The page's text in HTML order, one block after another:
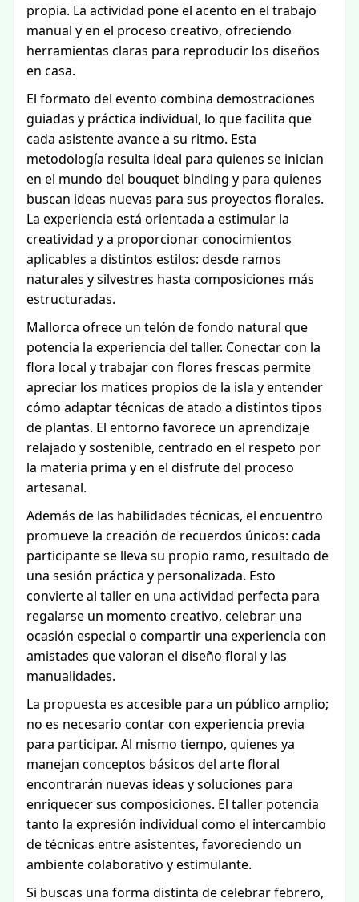
propia. La actividad pone el acento en el trabajo
manual y en el proceso creativo, ofreciendo
herramientas claras para reproducir los diseños
en casa.
El formato del evento combina demostraciones
guiadas y práctica individual, lo que facilita que
cada asistente avance a su ritmo. Esta
metodología resulta ideal para quienes se inician
en el mundo del bouquet binding y para quienes
buscan ideas nuevas para sus proyectos florales.
La experiencia está orientada a estimular la
creatividad y a proporcionar conocimientos
aplicables a distintos estilos: desde ramos
naturales y silvestres hasta composiciones más
estructuradas.
Mallorca ofrece un telón de fondo natural que
potencia la experiencia del taller. Conectar con la
flora local y trabajar con flores frescas permite
apreciar los matices propios de la isla y entender
cómo adaptar técnicas de atado a distintos tipos
de plantas. El entorno favorece un aprendizaje
relajado y sostenible, centrado en el respeto por
la materia prima y en el disfrute del proceso
artesanal.
Además de las habilidades técnicas, el encuentro
promueve la creación de recuerdos únicos: cada
participante se lleva su propio ramo, resultado de
una sesión práctica y personalizada. Esto
convierte al taller en una actividad perfecta para
regalarse un momento creativo, celebrar una
ocasión especial o compartir una experiencia con
amistades que valoran el diseño floral y las
manualidades.
La propuesta es accesible para un público amplio;
no es necesario contar con experiencia previa
para participar. Al mismo tiempo, quienes ya
manejan conceptos básicos del arte floral
encontrarán nuevas ideas y soluciones para
enriquecer sus composiciones. El taller potencia
tanto la expresión individual como el intercambio
de técnicas entre asistentes, favoreciendo un
ambiente colaborativo y estimulante.
Si buscas una forma distinta de celebrar febrero,